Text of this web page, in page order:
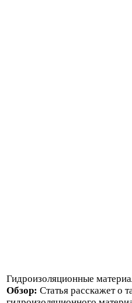
Гидроизоляционные
Обзор: Статья расскажет о